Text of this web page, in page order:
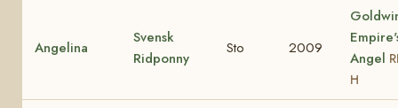
Angelina
Svensk
Ridponny
Sto 2009
Angel
H